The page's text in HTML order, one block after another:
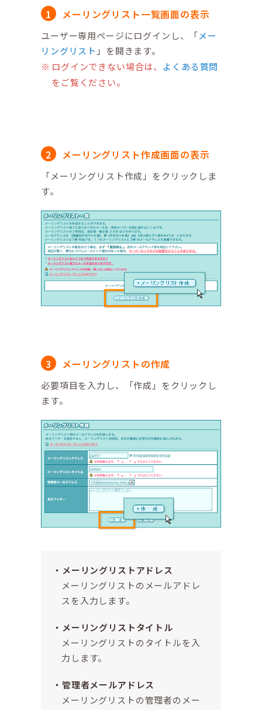
メーリングリスト一覧画面の表示
ユーザー専用ページにログインし、「メー
リングリスト 」を開きます。
ログインできない場合は、 よくある質問
をご覧ください。
メーリングリスト作成画面の表示
「メーリングリスト作成」をクリックしま
す。
メーリングリストの作成
必要項目を入力し、「作成」をクリックし
ます。
メーリングリストアドレス
メーリングリストのメールアドレ
スを入力します。
メーリングリストタイトル
メーリングリストのタイトルを入
力します。
管理者メールアドレス
メーリングリストの管理者のメー